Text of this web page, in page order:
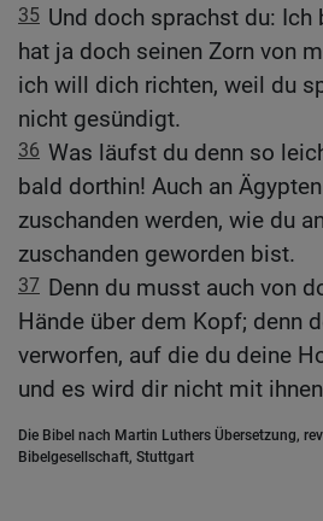
35 Und doch sprachst du: Ich
hat ja doch seinen Zorn von
ich will dich richten, weil du
nicht gesündigt.
36 Was läufst du denn so
bald dorthin! Auch an
zuschanden werden, wie du
zuschanden geworden bist.
37 Denn du musst auch von
Hände über dem Kopf; denn
verworfen, auf die du deine
und es wird dir nicht mit
Die Bibel nach Martin Luthers Übersetzung,
Bibelgesellschaft, Stuttgart